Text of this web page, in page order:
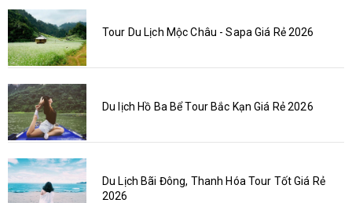
Tour Du Lịch Mộc Châu - Sapa Giá Rẻ 2026
Du lịch Hồ Ba Bể Tour Bắc Kạn Giá Rẻ 2026
Du Lịch Bãi Đông, Thanh Hóa Tour Tốt Giá Rẻ
2026